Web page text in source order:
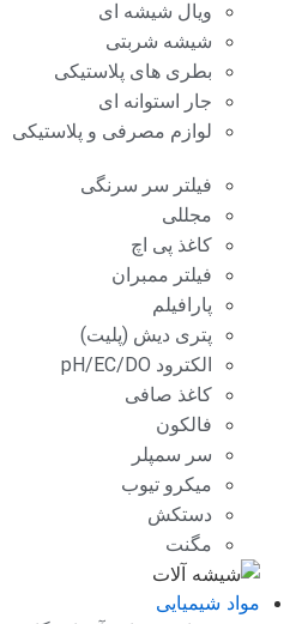
ویال شیشه ای
شیشه شربتی
بطری های پلاستیکی
جار استوانه ای
لوازم مصرفی و پلاستیکی
فیلتر سر سرنگی
مجللی
کاغذ پی اچ
فیلتر ممبران
پارافیلم
پتری دیش (پلیت)
الکترود pH/EC/DO
کاغذ صافی
فالکون
سر سمپلر
میکرو تیوب
دستکش
مگنت
مواد شیمیایی